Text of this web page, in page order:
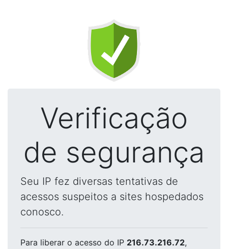
Verificação
de segurança
Seu IP fez diversas tentativas de
acessos suspeitos a sites hospedados
conosco.
Para liberar o acesso do IP 216.73.216.72,